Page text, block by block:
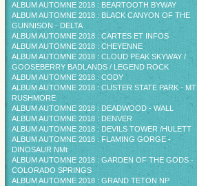
ALBUM AUTOMNE 2018 : BEARTOOTH BYWAY
ALBUM AUTOMNE 2018 : BLACK CANYON OF THE
GUNNISON - DELTA
ALBUM AUTOMNE 2018 : CARTES ET INFOS
ALBUM AUTOMNE 2018 : CHEYENNE
ALBUM AUTOMNE 2018 : CLOUD PEAK SKYWAY /
GOOSEBERRY BADLANDS / LEGEND ROCK
ALBUM AUTOMNE 2018 : CODY
ALBUM AUTOMNE 2018 : CUSTER STATE PARK - MT
RUSHMORE
ALBUM AUTOMNE 2018 : DEADWOOD - WALL
ALBUM AUTOMNE 2018 : DENVER
ALBUM AUTOMNE 2018 : DEVILS TOWER /HULETT
ALBUM AUTOMNE 2018 : FLAMING GORGE -
DINOSAUR NMt
ALBUM AUTOMNE 2018 : GARDEN OF THE GODS -
COLORADO SPRINGS
ALBUM AUTOMNE 2018 : GRAND TETON NP